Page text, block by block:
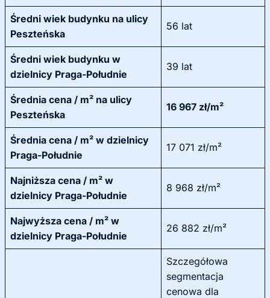
Średni wiek budynku na ulicy
Peszteńska
56 lat
Średni wiek budynku w
dzielnicy Praga-Południe
39 lat
Średnia cena / m² na ulicy
Peszteńska
16 967 zł/m²
Średnia cena / m² w dzielnicy
Praga-Południe
17 071 zł/m²
Najniższa cena / m² w
dzielnicy Praga-Południe
8 968 zł/m²
Najwyższa cena / m² w
dzielnicy Praga-Południe
26 882 zł/m²
Szczegółowa
segmentacja
cenowa dla